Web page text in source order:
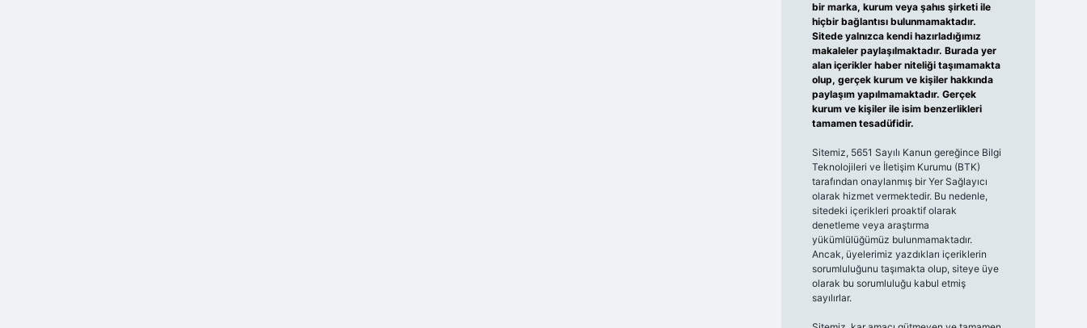
bir marka, kurum veya şahıs şirketi ile
hiçbir bağlantısı bulunmamaktadır.
Sitede yalnızca kendi hazırladığımız
makaleler paylaşılmaktadır. Burada yer
alan içerikler haber niteliği taşımamakta
olup, gerçek kurum ve kişiler hakkında
paylaşım yapılmamaktadır. Gerçek
kurum ve kişiler ile isim benzerlikleri
tamamen tesadüfidir.
Sitemiz, 5651 Sayılı Kanun gereğince Bilgi
Teknolojileri ve İletişim Kurumu (BTK)
tarafından onaylanmış bir Yer Sağlayıcı
olarak hizmet vermektedir. Bu nedenle,
sitedeki içerikleri proaktif olarak
denetleme veya araştırma
yükümlülüğümüz bulunmamaktadır.
Ancak, üyelerimiz yazdıkları içeriklerin
sorumluluğunu taşımakta olup, siteye üye
olarak bu sorumluluğu kabul etmiş
sayılırlar.